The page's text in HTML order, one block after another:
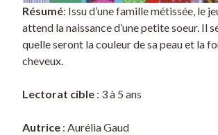
Résumé: Issu d’une famille métissée, le
attend la naissance d’une petite soeur. Il
quelle seront la couleur de sa peau et la
cheveux.
Lectorat cible : 3 à 5 ans
Autrice : Aurélia Gaud